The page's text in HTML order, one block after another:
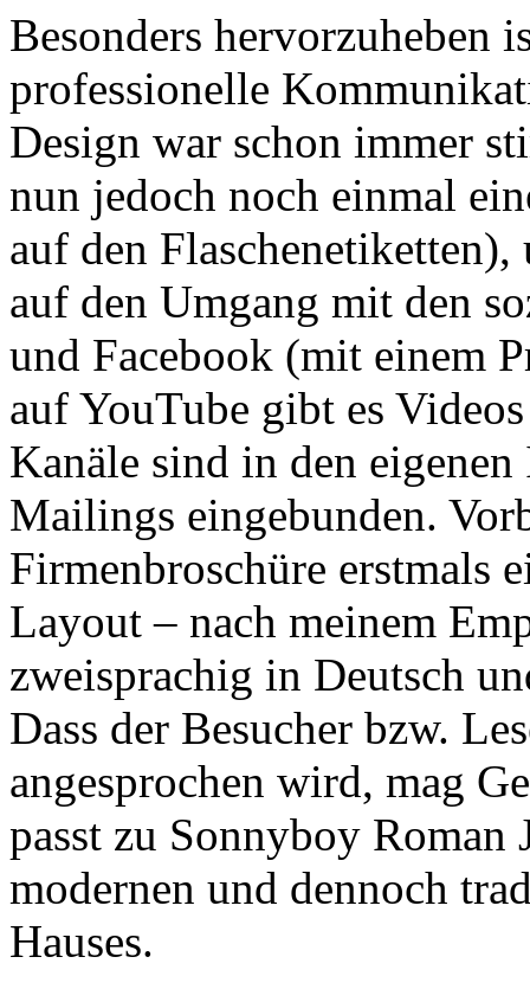
Besonders hervorzuheben
professionelle
Design war schon immer
nun jedoch noch einmal
auf den
auf den Umgang mit den
und Facebook (mit einem
auf YouTube gibt es
Kanäle sind in den
Mailings eingebunden.
Firmenbroschüre erstmals
Layout – nach meinem
zweisprachig in Deutsch
Dass der Besucher bzw.
angesprochen wird, mag
passt zu Sonnyboy Roman
modernen und dennoch
Hauses.